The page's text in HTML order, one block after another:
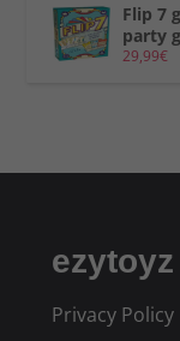
Flip 7
party
29,99€
ezytoyz
Privacy Policy